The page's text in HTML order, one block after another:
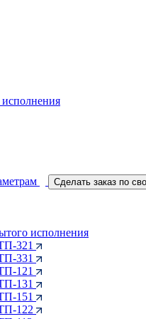
Сделать заказ по
исполнения
321
331
121
131
151
122